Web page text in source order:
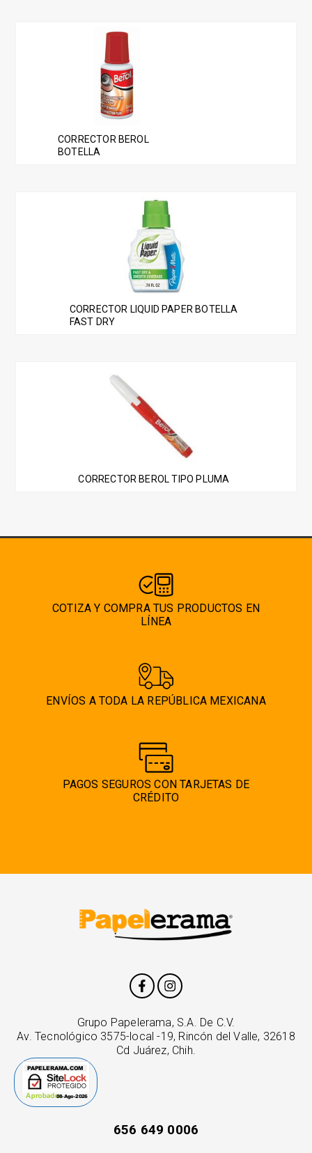
CORRECTOR BEROL
BOTELLA
CORRECTOR LIQUID PAPER BOTELLA
FAST DRY
CORRECTOR BEROL TIPO PLUMA
COTIZA Y COMPRA TUS PRODUCTOS EN
LÍNEA
ENVÍOS A TODA LA REPÚBLICA MEXICANA
PAGOS SEGUROS CON TARJETAS DE
CRÉDITO
Grupo Papelerama, S.A. De C.V.
Av. Tecnológico 3575-local -19, Rincón del Valle, 32618
Cd Juárez, Chih.
656 649 0006